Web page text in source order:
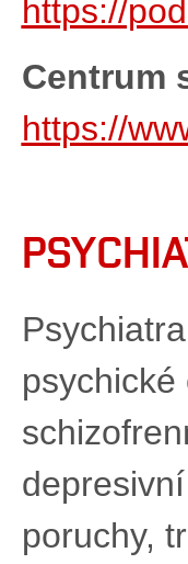
https://
Centrum
https://
poruchy,